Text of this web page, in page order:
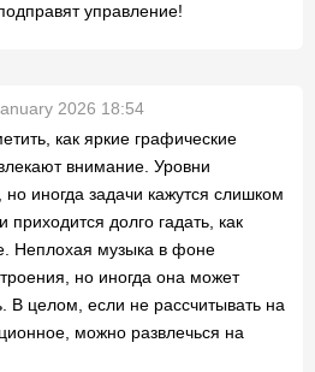
управление!
2026 18:54
как яркие графические
внимание. Уровни
но иногда задачи кажутся слишком
приходится долго гадать, как
Неплохая музыка в фоне
но иногда она может
В целом, если не рассчитывать на
можно развлечься на